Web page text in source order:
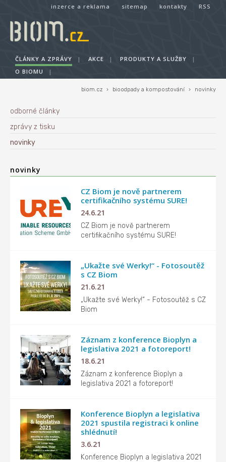
inzerce a reklama sitemap kontakty RSS
ČLÁNKY A ZPRÁVY | AKCE | PRODUKTY A SLUŽBY
|
O BIOMU
|
biom.cz › bioodpady a kompostování › novinky
odborné články
zprávy z tisku
novinky
novinky
CZ Biom je nově partnerem
certifikačního systému SURE!
24.6.21
CZ Biom je nově partnerem
certifikačního systému SURE!
„Ukažte své Werky!“ - Fotosoutěž
s CZ Biom
21.6.21
„Ukažte své Werky!“ - Fotosoutěž s CZ
Biom
Záznam z konference Bioplyn a
legislativa 2021 a fotoreport!
18.6.21
Záznam z konference Bioplyn a
legislativa 2021 a fotoreport!
Konference Bioplyn a legislativa
2021 spustila registraci k online
shlédnutí!
3.6.21
Konference Bioplyn a legislativa 2021